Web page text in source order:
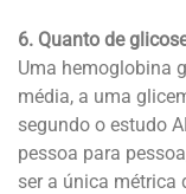
6. Quanto de
Uma hemoglobina
média, a uma
segundo o estudo
pessoa para
ser a única métrica